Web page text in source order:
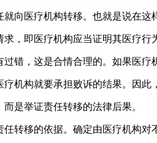
就向医疗机构转移。也就是说在
求，即医疗机构应当证明其医疗
过错，这是合情合理的。如果医疗
疗机构就要承担败诉的结果。因此
是举证责任转移的法律后果。
任转移的依据。确定由医疗机构对